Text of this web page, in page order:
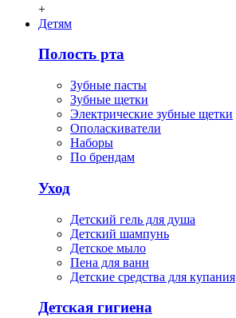
+
Детям
Полость рта
Зубные пасты
Зубные щетки
Электрические зубные щетки
Ополаскиватели
Наборы
По брендам
Уход
Детский гель для душа
Детский шампунь
Детское мыло
Пена для ванн
Детские средства для купания
Детская гигиена